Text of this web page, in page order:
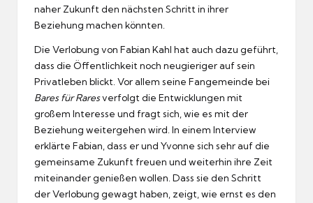
naher Zukunft den nächsten Schritt in ihrer
Beziehung machen könnten.
Die Verlobung von Fabian Kahl hat auch dazu geführt,
dass die Öffentlichkeit noch neugieriger auf sein
Privatleben blickt. Vor allem seine Fangemeinde bei
Bares für Raresverfolgt die Entwicklungen mit
großem Interesse und fragt sich, wie es mit der
Beziehung weitergehen wird. In einem Interview
erklärte Fabian, dass er und Yvonne sich sehr auf die
gemeinsame Zukunft freuen und weiterhin ihre Zeit
miteinander genießen wollen. Dass sie den Schritt
der Verlobung gewagt haben, zeigt, wie ernst es den